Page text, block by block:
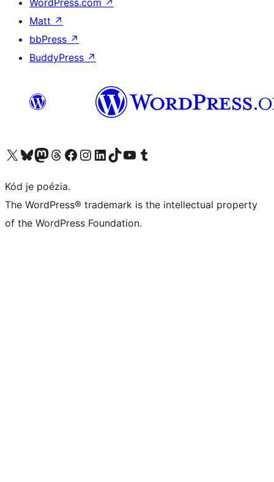
WordPress.com ↗
Matt ↗
bbPress ↗
BuddyPress ↗
Navštívte náš účet na X (predtým Twitter)
Navštívte náš účet na platforme Bluesky
Navštívte náš účet na Mastodone
Navštívte náš účet na platforme Threads
Navštívte našu stránku na Facebooku
Navštívte náš účet Instagram
Navštívte náš účet LinkedIn
Navštívte náš účet na platforme TikTok
Navštívte náš kanál YouTube
Navštívte náš účet na platforme Tumblr
Kód je poézia.
The WordPress® trademark is the intellectual property
of the WordPress Foundation.